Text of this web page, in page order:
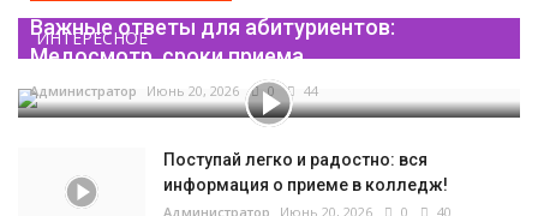
ИНТЕРЕСНОЕ
Важные ответы для абитуриентов:
Медосмотр, сроки приема...
Администратор Июнь 20, 2026 0 44
Поступай легко и радостно: вся
информация о приеме в колледж!
Администратор Июнь 20, 2026 0 40